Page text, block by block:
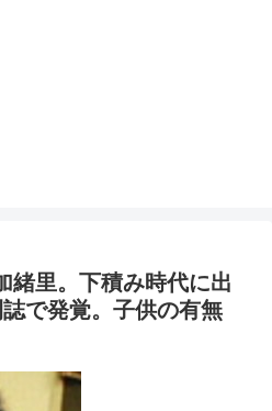
緒里。下積み時代に出
で発覚。子供の有無